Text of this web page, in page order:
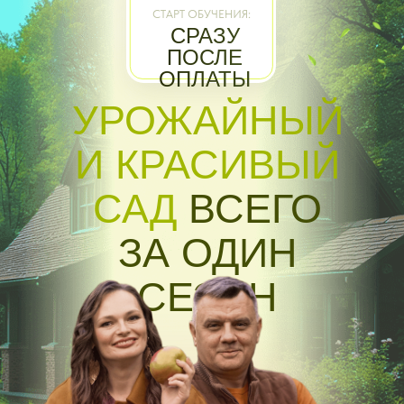
УРОЖАЙНЫЙ
И КРАСИВЫЙ
САДВСЕГО
ЗА ОДИН
СЕЗОН
ПОСЛЕ
ОПЛАТЫ
СТАРТ ОБУЧЕНИЯ: